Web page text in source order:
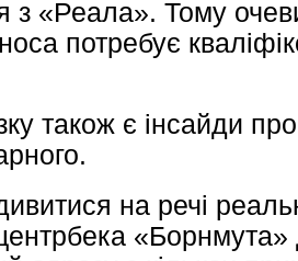
з «Реала». Тому
потребує
також є інсайди
на речі
центрбека